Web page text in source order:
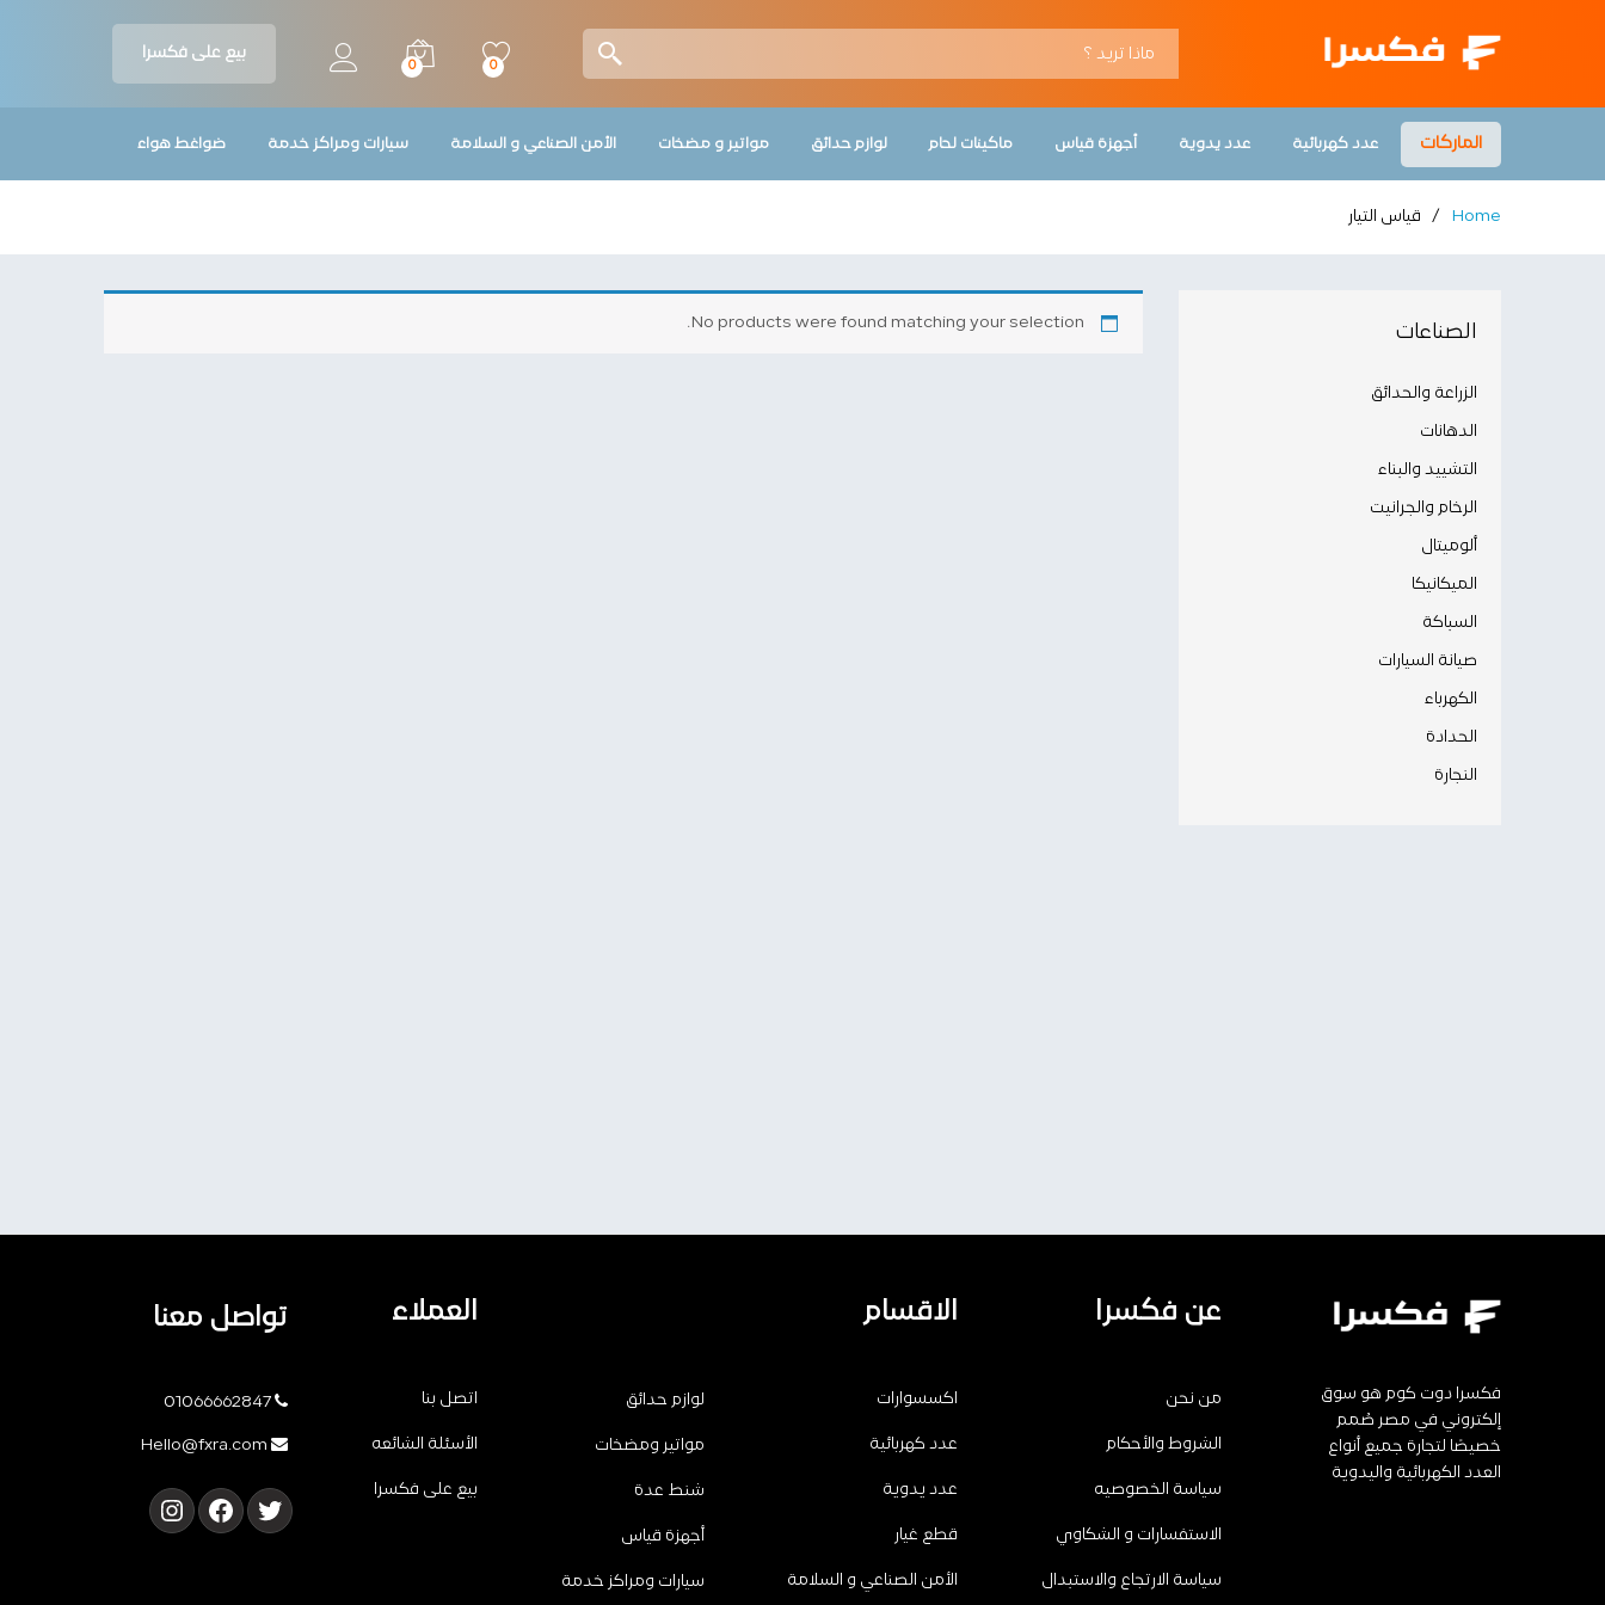
0
0
بيع على فكسرا
الماركات عدد كهربائية عدد يدوية أجهزة قياس ماكينات لحام لوازم حدائق مواتير و مضخات الأمن الصناعي و السلامة سيارات ومراكز خدمة ضواغط هواء
Home
/ قياس التيار
No products were found matching your selection. الصناعات
الزراعة والحدائق
الدهانات
التشييد والبناء
الرخام والجرانيت
ألوميتال
الميكانيكا
السباكة
صيانة السيارات
الكهرباء
الحدادة
النجارة
فكسرا دوت كوم هو سوق
إلكتروني في مصر صُمم
خصيصًا لتجارة جميع أنواع
العدد الكهربائية واليدوية
عن فكسرا
من نحن
الشروط والأحكام
سياسة الخصوصيه
الاستفسارات و الشكاوي
سياسة الارتجاع والاستبدال
الاقسام
اكسسوارات
عدد كهربائية
عدد يدوية
قطع غيار
الأمن الصناعي و السلامة
لوازم حدائق
مواتير ومضخات
شنط عدة
أجهزة قياس
سيارات ومراكز خدمة
العملاء
اتصل بنا
الأسئلة الشائعه
بيع على فكسرا
تواصل معنا
01066662847
Hello@fxra.com
تويترفيسبوكإنستجرام